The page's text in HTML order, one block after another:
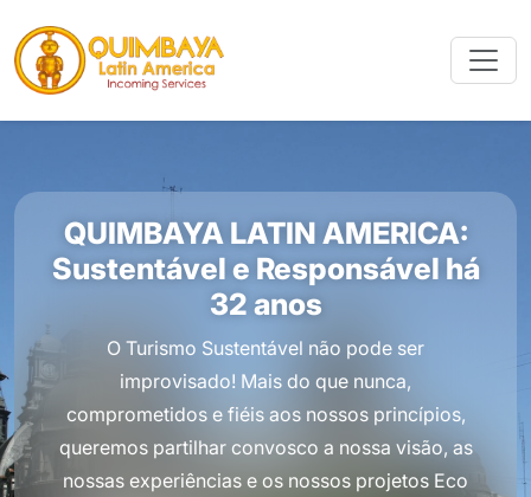
QUIMBAYA LATIN AMERICA:
Sustentável e Responsável há
32 anos
O Turismo Sustentável não pode ser
improvisado! Mais do que nunca,
comprometidos e fiéis aos nossos princípios,
queremos partilhar convosco a nossa visão, as
nossas experiências e os nossos projetos Eco